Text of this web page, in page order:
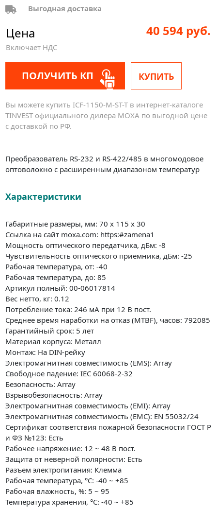
Выгодная доставка
Цена
Включает НДС
40 594 руб.
ПОЛУЧИТЬ КП КУПИТЬ
Вы можете купить ICF-1150-M-ST-T в интернет-каталоге
TINVEST официального дилера MOXA по выгодной цене
с доставкой по РФ.
Преобразователь RS-232 и RS-422/485 в многомодовое
оптоволокно с расширенным диапазоном температур
Характеристики
Габаритные размеры, мм: 70 x 115 x 30
Ссылка на сайт moxa.com: https:#zamena1
Мощность оптического передатчика, дБм: -8
Чувствительность оптического приемника, дБм: -25
Рабочая температура, от: -40
Рабочая температура, до: 85
Артикул полный: 00-06017814
Вес нетто, кг: 0.12
Потребление тока: 246 мА при 12 В пост.
Среднее время наработки на отказ (MTBF), часов: 792085
Гарантийный срок: 5 лет
Материал корпуса: Металл
Монтаж: На DIN-рейку
Электромагнитная совместимость (EMS): Array
Свободное падение: IEC 60068-2-32
Безопасность: Array
Взрывобезопасность: Array
Электромагнитная совместимость (EMI): Array
Электромагнитная совместимость (EMC): EN 55032/24
Сертификат соответствия пожарной безопасности ГОСТ Р
и ФЗ №123: Есть
Рабочее напряжение: 12 ~ 48 В пост.
Защита от неверной полярности: Есть
Разъем электропитания: Клемма
Рабочая температура, °C: -40 ~ +85
Рабочая влажность, %: 5 ~ 95
Температура хранения, °C: -40 ~ +85